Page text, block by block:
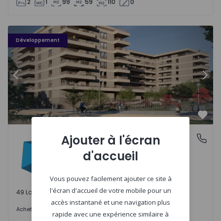
2 1 99 59 110 0
Développement
PLENO JARDIM - 3
Précédent
Águas Santas, PortoPLENO JARDIM
Águas Santas, Porto
49 Lots disponibles
Acheter 242.000 €
Ajouter à l'écran
d'accueil
Vous pouvez facilement ajouter ce site à
l'écran d'accueil de votre mobile pour un
accès instantané et une navigation plus
rapide avec une expérience similaire à